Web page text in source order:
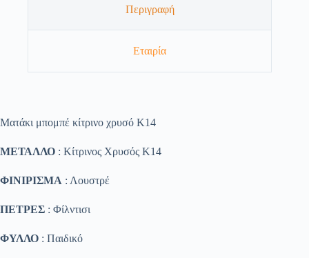
Περιγραφή
Εταιρία
Ματάκι μπομπέ κίτρινο χρυσό Κ14
ΜΕΤΑΛΛΟ : Κίτρινος Χρυσός K14
ΦΙΝΙΡΙΣΜΑ : Λουστρέ
ΠΕΤΡΕΣ : Φίλντισι
ΦΥΛΛΟ : Παιδικό